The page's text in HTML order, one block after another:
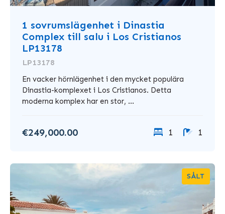
1 sovrumslägenhet i Dinastia
Complex till salu i Los Cristianos
LP13178
LP13178
En vacker hörnlägenhet i den mycket populära
Dinastia-komplexet i Los Cristianos. Detta
moderna komplex har en stor, ...
€249,000.00 1 1
SÅLT